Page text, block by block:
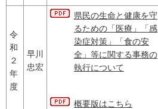
令
和
２
年
度
早川
忠宏
県民の生命と健康を守
るための「医療」「感
染症対策」「食の安
全」等に関する事務の
執行について
概要版はこちら